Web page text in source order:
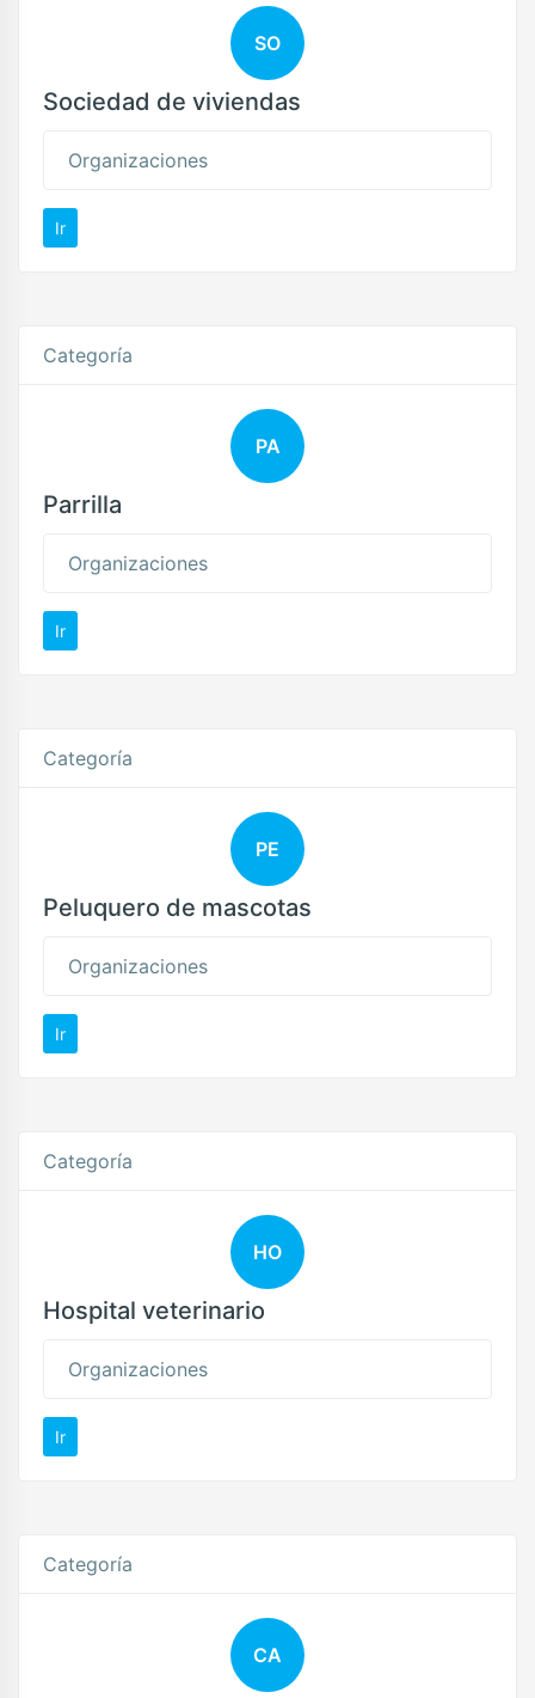
SO
Sociedad de viviendas
Organizaciones
Ir
Categoría
PA
Parrilla
Organizaciones
Ir
Categoría
PE
Peluquero de mascotas
Organizaciones
Ir
Categoría
HO
Hospital veterinario
Organizaciones
Ir
Categoría
CA